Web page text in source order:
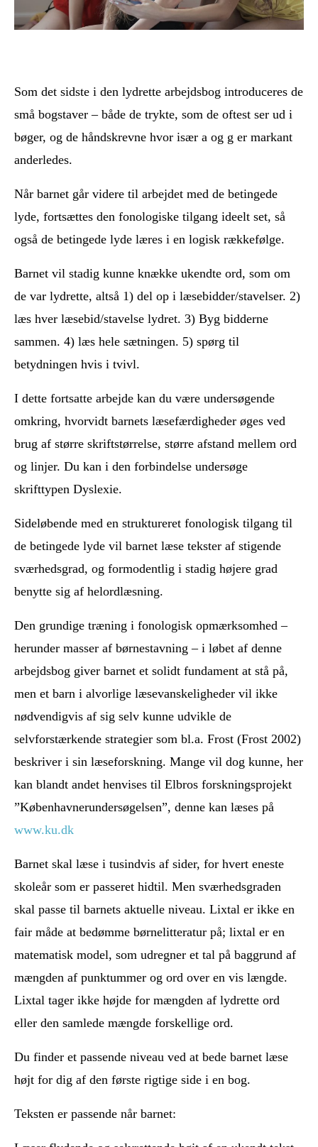
Som det sidste i den lydrette arbejdsbog introduceres de
små bogstaver – både de trykte, som de oftest ser ud i
bøger, og de håndskrevne hvor især a og g er markant
anderledes.
Når barnet går videre til arbejdet med de betingede
lyde, fortsættes den fonologiske tilgang ideelt set, så
også de betingede lyde læres i en logisk rækkefølge.
Barnet vil stadig kunne knække ukendte ord, som om
de var lydrette, altså 1) del op i læsebidder/stavelser. 2)
læs hver læsebid/stavelse lydret. 3) Byg bidderne
sammen. 4) læs hele sætningen. 5) spørg til
betydningen hvis i tvivl.
I dette fortsatte arbejde kan du være undersøgende
omkring, hvorvidt barnets læsefærdigheder øges ved
brug af større skriftstørrelse, større afstand mellem ord
og linjer. Du kan i den forbindelse undersøge
skrifttypen Dyslexie.
Sideløbende med en struktureret fonologisk tilgang til
de betingede lyde vil barnet læse tekster af stigende
sværhedsgrad, og formodentlig i stadig højere grad
benytte sig af helordlæsning.
Den grundige træning i fonologisk opmærksomhed –
herunder masser af børnestavning – i løbet af denne
arbejdsbog giver barnet et solidt fundament at stå på,
men et barn i alvorlige læsevanskeligheder vil ikke
nødvendigvis af sig selv kunne udvikle de
selvforstærkende strategier som bl.a. Frost (Frost 2002)
beskriver i sin læseforskning. Mange vil dog kunne, her
kan blandt andet henvises til Elbros forskningsprojekt
”Københavnerundersøgelsen”, denne kan læses på
www.ku.dk
Barnet skal læse i tusindvis af sider, for hvert eneste
skoleår som er passeret hidtil. Men sværhedsgraden
skal passe til barnets aktuelle niveau. Lixtal er ikke en
fair måde at bedømme børnelitteratur på; lixtal er en
matematisk model, som udregner et tal på baggrund af
mængden af punktummer og ord over en vis længde.
Lixtal tager ikke højde for mængden af lydrette ord
eller den samlede mængde forskellige ord.
Du finder et passende niveau ved at bede barnet læse
højt for dig af den første rigtige side i en bog.
Teksten er passende når barnet: